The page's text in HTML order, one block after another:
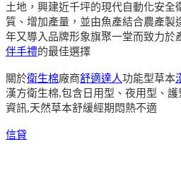
土地，興建近千坪的現代自動化安全
質、增加產量，並由魚產結合農產製
年又導入品牌形象旗聚一堂而致力於
伴手禮的最佳選擇
關於衛生棉廠商舒適達人功能型草本
漢方衛生棉,包含日用型、夜用型、
資訊,天然草本舒緩經期悶熱不適
信貸